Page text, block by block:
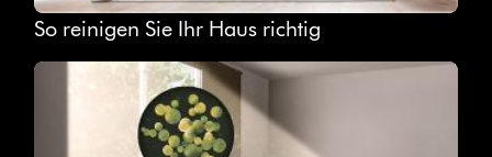
So reinigen Sie Ihr Haus richtig